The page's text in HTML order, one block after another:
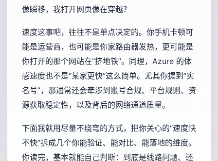
像瞬移，我打开网页像在穿越？
速度这事吧，往往不是单点决定的。你手机卡顿可
能是运营商，也可能是你家路由器发热，更可能是
你打开的那个网站在“挤地铁”。同理，Azure 的体
感速度也不是“某家更快”这么简单。尤其你提到“实
名号”，那通常还会牵涉到账号合规、平台规则、资
源获取稳定性，以及背后的网络通道质量。
下面我就用尽量不绕弯的方式，把你关心的“速度快
不快”拆成几个你能验证、能对比、能落地的维度。
你读完，基本就能自己判断：到底是线路问题、还